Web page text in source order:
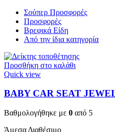
Σούπερ Προσφορές
Προσφορές
Βρεφικά Είδη
Από την ίδια κατηγορία
Προσθήκη στο καλάθι
Quick view
BABY CAR SEAT
Βαθμολογήθηκε με 0 από 5
Άμεσα Διαθέσιμο